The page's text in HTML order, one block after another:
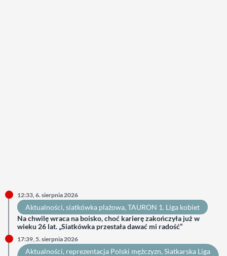
12:33, 6. sierpnia 2026
Aktualności, siatkówka plażowa, TAURON 1. Liga kobiet
Na chwilę wraca na boisko, choć karierę zakończyła już w
wieku 26 lat. „Siatkówka przestała dawać mi radość”
17:39, 5. sierpnia 2026
Aktualności, reprezentacja Polski mężczyzn, Siatkarska Liga